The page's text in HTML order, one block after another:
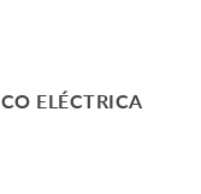
ELÉCTRICA